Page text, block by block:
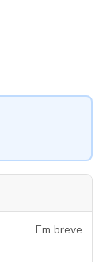
de forma oval
clássico de
Em breve